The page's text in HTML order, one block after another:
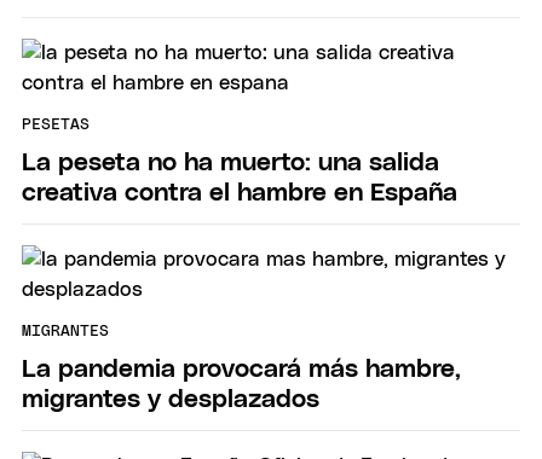
PESETAS
La peseta no ha muerto: una salida
creativa contra el hambre en España
MIGRANTES
La pandemia provocará más hambre,
migrantes y desplazados